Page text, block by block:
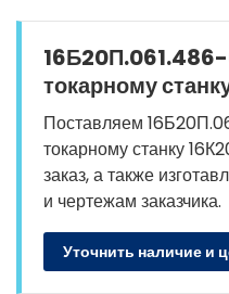
16Б20П.061.486-
токарному
Поставляем
токарному станку
заказ, а также
и чертежам заказчика.
Уточнить наличие и